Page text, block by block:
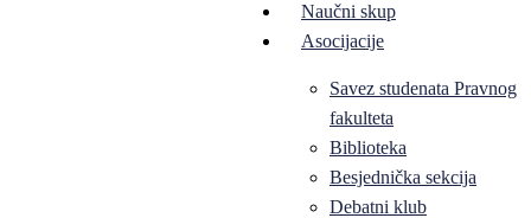
Naučni skup
Asocijacije
Savez studenata Pravnog
fakulteta
Biblioteka
Besjednička sekcija
Debatni klub